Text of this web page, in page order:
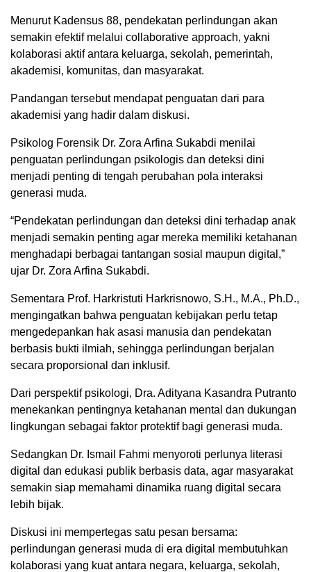
Menurut Kadensus 88, pendekatan perlindungan akan
semakin efektif melalui collaborative approach, yakni
kolaborasi aktif antara keluarga, sekolah, pemerintah,
akademisi, komunitas, dan masyarakat.
Pandangan tersebut mendapat penguatan dari para
akademisi yang hadir dalam diskusi.
Psikolog Forensik Dr. Zora Arfina Sukabdi menilai
penguatan perlindungan psikologis dan deteksi dini
menjadi penting di tengah perubahan pola interaksi
generasi muda.
“Pendekatan perlindungan dan deteksi dini terhadap anak
menjadi semakin penting agar mereka memiliki ketahanan
menghadapi berbagai tantangan sosial maupun digital,”
ujar Dr. Zora Arfina Sukabdi.
Sementara Prof. Harkristuti Harkrisnowo, S.H., M.A., Ph.D.,
mengingatkan bahwa penguatan kebijakan perlu tetap
mengedepankan hak asasi manusia dan pendekatan
berbasis bukti ilmiah, sehingga perlindungan berjalan
secara proporsional dan inklusif.
Dari perspektif psikologi, Dra. Adityana Kasandra Putranto
menekankan pentingnya ketahanan mental dan dukungan
lingkungan sebagai faktor protektif bagi generasi muda.
Sedangkan Dr. Ismail Fahmi menyoroti perlunya literasi
digital dan edukasi publik berbasis data, agar masyarakat
semakin siap memahami dinamika ruang digital secara
lebih bijak.
Diskusi ini mempertegas satu pesan bersama:
perlindungan generasi muda di era digital membutuhkan
kolaborasi yang kuat antara negara, keluarga, sekolah,